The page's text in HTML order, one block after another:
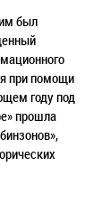
был
при помощи
году под
прошла